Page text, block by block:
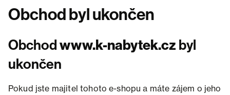
Obchod byl ukončen
Obchodwww.k-nabytek.cz byl
ukončen
Pokud jste majitel tohoto e-shopu a máte zájem o jeho